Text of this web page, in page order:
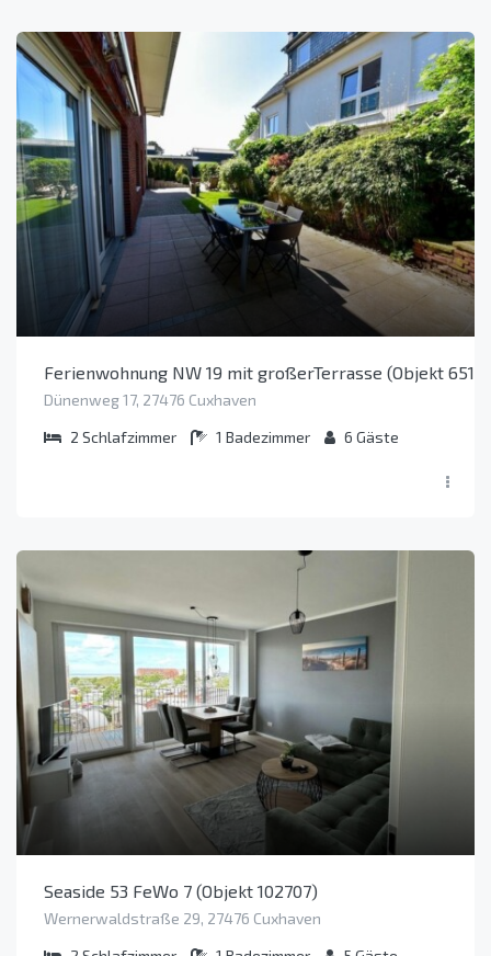
Ferienwohnung NW 19 mit großerTerrasse (Objekt
Dünenweg 17, 27476 Cuxhaven
2 Schlafzimmer 1 Badezimmer 6 Gäste
Seaside 53 FeWo 7 (Objekt 102707)
Wernerwaldstraße 29, 27476 Cuxhaven